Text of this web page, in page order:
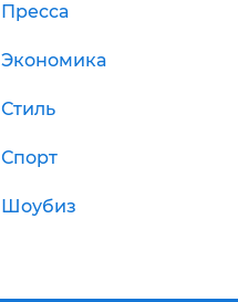
Пресса
Экономика
Стиль
Спорт
Шоубиз